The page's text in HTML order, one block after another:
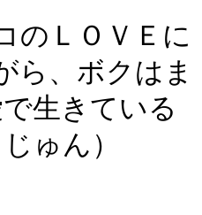
のＬＯＶＥに
ら、ボクはま
生きている
ゅん）